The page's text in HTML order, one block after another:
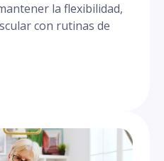
la flexibilidad,
con rutinas de